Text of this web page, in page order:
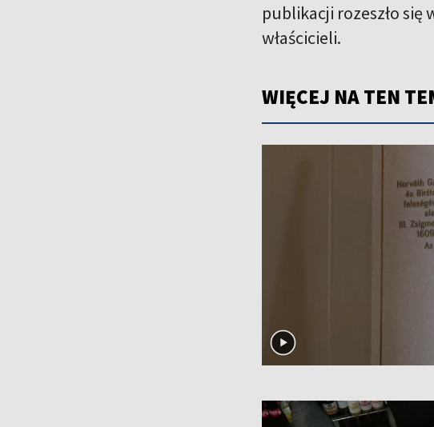
publikacji rozeszło się
właścicieli.
WIĘCEJ NA TEN